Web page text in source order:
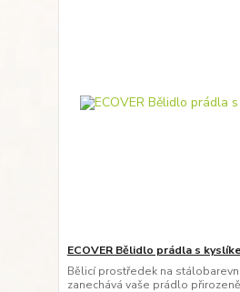
ECOVER Bělidlo prádla s
Bělicí prostředek na
zanechává vaše prádlo